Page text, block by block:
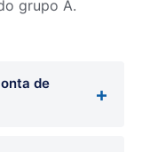
grupo A.
de